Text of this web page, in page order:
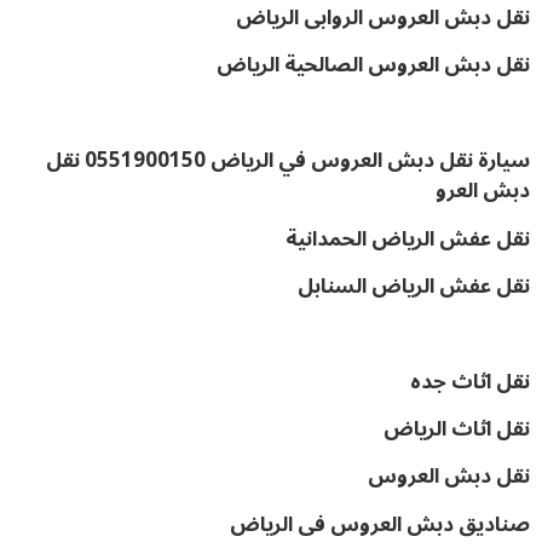
نقل دبش العروس الروابى الرياض
نقل دبش العروس الصالحية الرياض
سيارة نقل دبش العروس في الرياض 0551900150 نقل
دبش العرو
نقل عفش الرياض الحمدانية
نقل عفش الرياض السنابل
نقل اثاث جده
نقل اثاث الرياض
نقل دبش العروس
صناديق دبش العروس فى الرياض